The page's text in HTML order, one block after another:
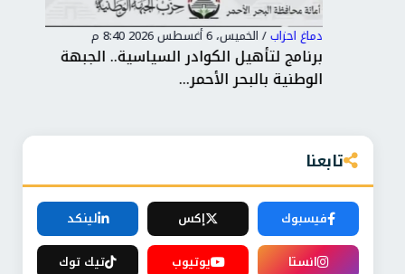
دماغ احزاب/ الخميس، 6 أغسطس 2026 8:40 م
برنامج لتأهيل الكوادر السياسية.. الجبهة
الوطنية بالبحر الأحمر...
تابعنا
فيسبوك إكس
لينكد
انستا
يوتيوب تيك توك